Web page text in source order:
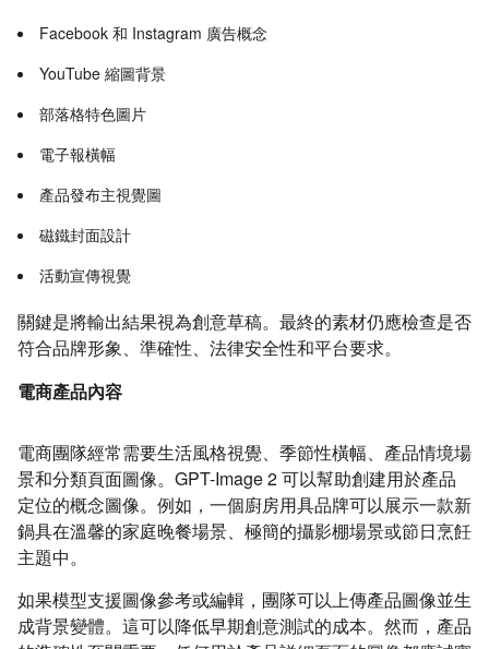
Facebook 和 Instagram 廣告概念
YouTube 縮圖背景
部落格特色圖片
電子報橫幅
產品發布主視覺圖
磁鐵封面設計
活動宣傳視覺
關鍵是將輸出結果視為創意草稿。最終的素材仍應檢查是否
符合品牌形象、準確性、法律安全性和平台要求。
電商產品內容
電商團隊經常需要生活風格視覺、季節性橫幅、產品情境場
景和分類頁面圖像。GPT-Image 2 可以幫助創建用於產品
定位的概念圖像。例如，一個廚房用具品牌可以展示一款新
鍋具在溫馨的家庭晚餐場景、極簡的攝影棚場景或節日烹飪
主題中。
如果模型支援圖像參考或編輯，團隊可以上傳產品圖像並生
成背景變體。這可以降低早期創意測試的成本。然而，產品